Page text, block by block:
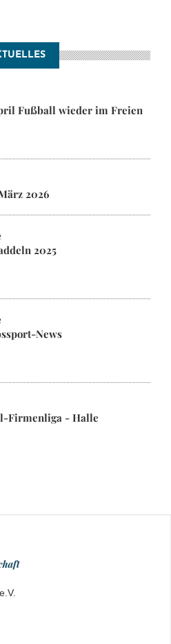
Fußball wieder im Freien
2026
2025
News
Firmenliga - Halle